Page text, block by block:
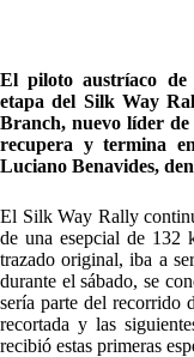
El piloto austríaco de
etapa del Silk Way
Branch, nuevo líder de
recupera y termina
Luciano Benavides,
El Silk Way Rally
de una esepcial de 132
trazado original, iba a
durante el sábado, se
sería parte del recorrido
recortada y las
recibió estas primeras